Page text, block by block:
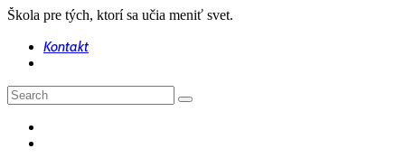
Škola pre tých, ktorí sa učia meniť svet.
Kontakt